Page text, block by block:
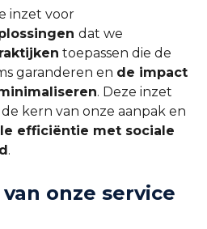
inzet voor
dat we
toepassen die de
garanderen en de impact
. Deze inzet
kern van onze aanpak en
efficiëntie met sociale
.
onze service